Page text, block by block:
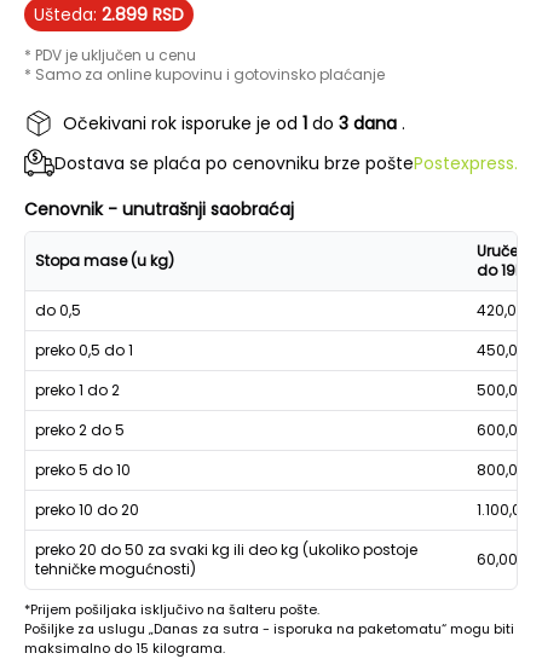
Ušteda: 2.899 RSD
* PDV je uključen u cenu
* Samo za online kupovinu i gotovinsko plaćanje
Očekivani rok isporuke je od 1 do 3 dana .
Dostava se plaća po cenovniku brze poštePostexpress.
Cenovnik - unutrašnji saobraćaj
Stopa mase (u kg)
Uručenje
do 19h
do 0,5
420,00
preko 0,5 do 1
450,00
preko 1 do 2
500,00
preko 2 do 5
600,00
preko 5 do 10
800,00
preko 10 do 20
1.100,00
preko 20 do 50 za svaki kg ili deo kg (ukoliko postoje
tehničke mogućnosti)
60,00
*Prijem pošiljaka isključivo na šalteru pošte.
Pošiljke za uslugu „Danas za sutra - isporuka na paketomatu“ mogu biti
maksimalno do 15 kilograma.